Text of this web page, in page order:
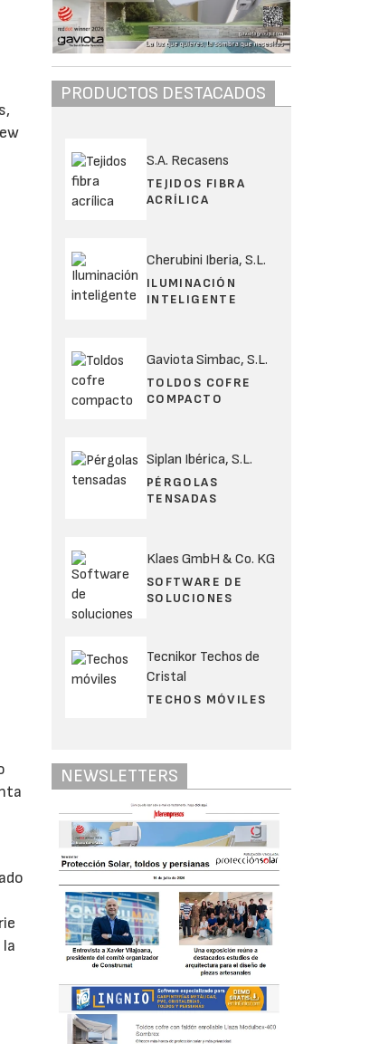
PRODUCTOS DESTACADOS
S.A. Recasens
TEJIDOS FIBRA
ACRÍLICA
Cherubini Iberia, S.L.
ILUMINACIÓN
INTELIGENTE
Gaviota Simbac, S.L.
TOLDOS COFRE
COMPACTO
Siplan Ibérica, S.L.
PÉRGOLAS
TENSADAS
Klaes GmbH & Co. KG
SOFTWARE DE
SOLUCIONES
Tecnikor Techos de
Cristal
TECHOS MÓVILES
NEWSLETTERS